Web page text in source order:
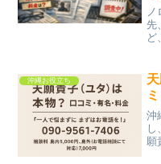
先
ど
し
題
沖縄お役立ち
沖
願